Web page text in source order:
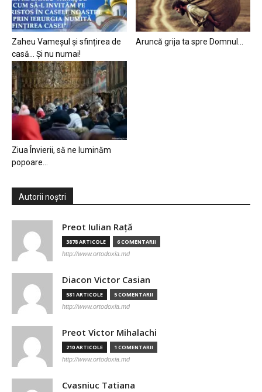
Zaheu Vameșul și sfințirea de
casă… Și nu numai!
Aruncă grija ta spre Domnul…
Ziua Învierii, să ne luminăm
popoare…
Autorii noștri
Preot Iulian Raţă
3878 ARTICOLE 6 COMENTARII
http://www.ortodoxia.md
Diacon Victor Casian
581 ARTICOLE 5 COMENTARII
http://www.ortodoxia.md
Preot Victor Mihalachi
210 ARTICOLE 1 COMENTARII
http://www.ortodoxia.md
Cvasniuc Tatiana